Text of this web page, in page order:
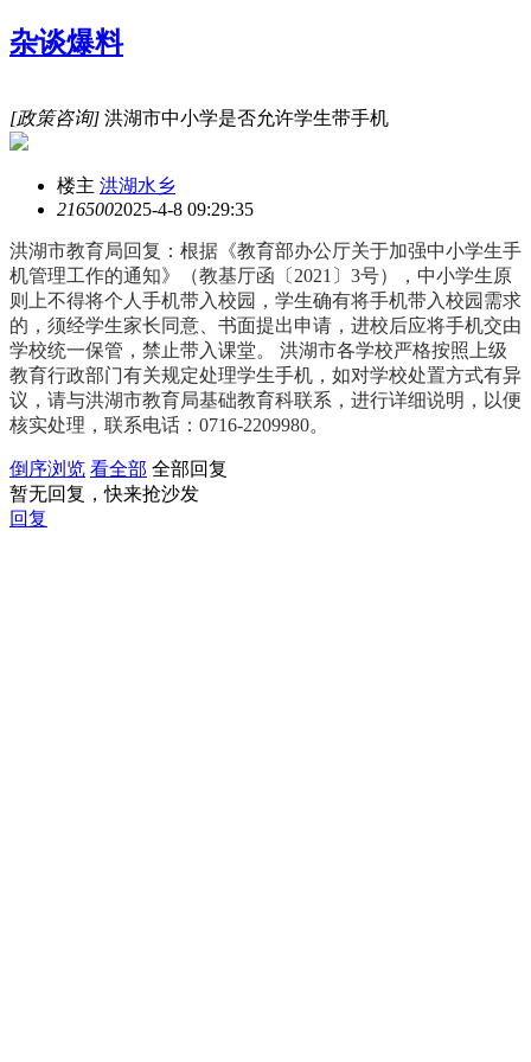
杂谈爆料
[政策咨询] 洪湖市中小学是否允许学生带手机
楼主 洪湖水乡
2165002025-4-8 09:29:35
洪湖市教育局回复： 根据《教育部办公厅关于加强中小学生手
机管理工作的通知》（教基厅函〔2021〕3号），中小学生原
则上不得将个人手机带入校园，学生确有将手机带入校园需求
的，须经学生家长同意、书面提出申请，进校后应将手机交由
学校统一保管，禁止带入课堂。 洪湖市各学校严格按照上级
教育行政部门有关规定处理学生手机，如对学校处置方式有异
议，请与洪湖市教育局基础教育科联系，进行详细说明，以便
核实处理，联系电话：0716-2209980。
倒序浏览 看全部 全部回复
暂无回复，快来抢沙发
回复